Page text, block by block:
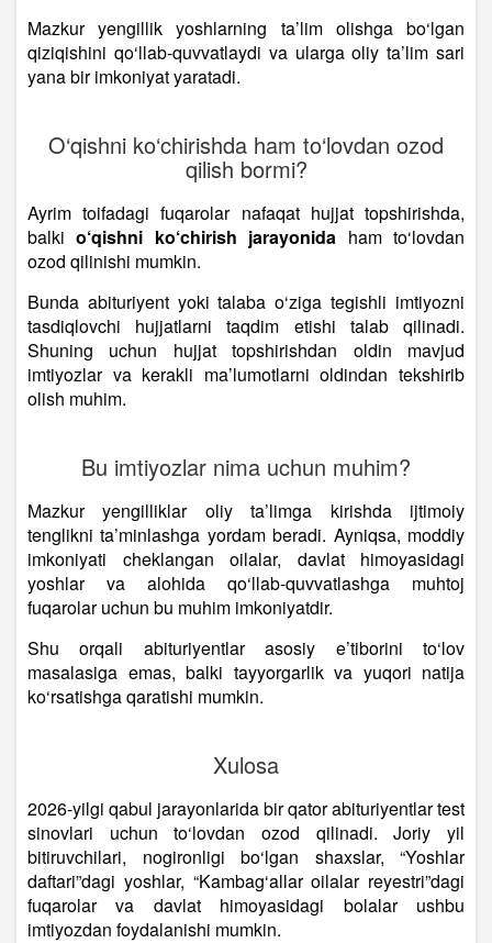
Mazkur yengillik yoshlarning ta’lim olishga bo‘lgan
qiziqishini qo‘llab-quvvatlaydi va ularga oliy ta’lim sari
yana bir imkoniyat yaratadi.
O‘qishni ko‘chirishda ham to‘lovdan ozod
qilish bormi?
Ayrim toifadagi fuqarolar nafaqat hujjat topshirishda,
balkio‘qishni ko‘chirish jarayonida ham to‘lovdan
ozod qilinishi mumkin.
Bunda abituriyent yoki talaba o‘ziga tegishli imtiyozni
tasdiqlovchi hujjatlarni taqdim etishi talab qilinadi.
Shuning uchun hujjat topshirishdan oldin mavjud
imtiyozlar va kerakli ma’lumotlarni oldindan tekshirib
olish muhim.
Bu imtiyozlar nima uchun muhim?
Mazkur yengilliklar oliy ta’limga kirishda ijtimoiy
tenglikni ta’minlashga yordam beradi. Ayniqsa, moddiy
imkoniyati cheklangan oilalar, davlat himoyasidagi
yoshlar va alohida qo‘llab-quvvatlashga muhtoj
fuqarolar uchun bu muhim imkoniyatdir.
Shu orqali abituriyentlar asosiy e’tiborini to‘lov
masalasiga emas, balki tayyorgarlik va yuqori natija
ko‘rsatishga qaratishi mumkin.
Xulosa
2026-yilgi qabul jarayonlarida bir qator abituriyentlar test
sinovlari uchun to‘lovdan ozod qilinadi. Joriy yil
bitiruvchilari, nogironligi bo‘lgan shaxslar, “Yoshlar
daftari”dagi yoshlar, “Kambag‘allar oilalar reyestri”dagi
fuqarolar va davlat himoyasidagi bolalar ushbu
imtiyozdan foydalanishi mumkin.